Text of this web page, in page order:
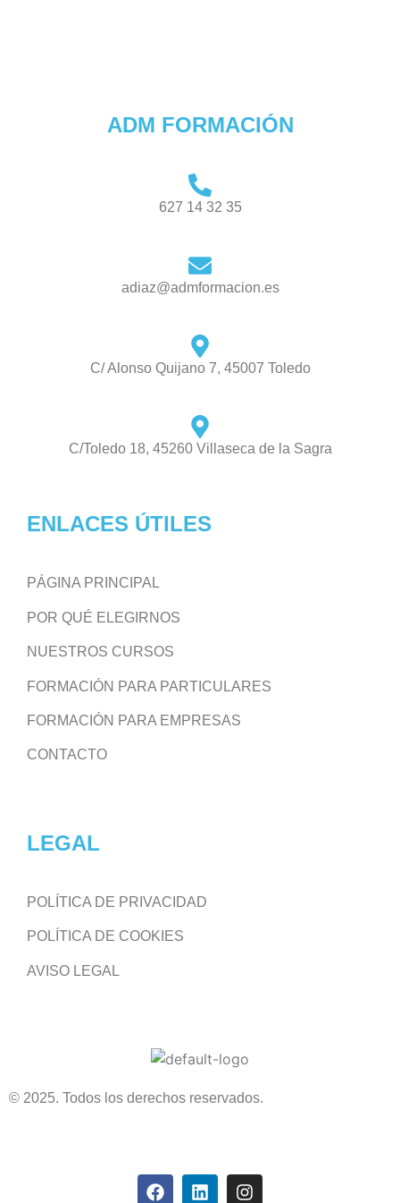
ADM FORMACIÓN
627 14 32 35
adiaz@admformacion.es
C/ Alonso Quijano 7, 45007 Toledo
C/Toledo 18, 45260 Villaseca de la Sagra
ENLACES ÚTILES
PÁGINA PRINCIPAL
POR QUÉ ELEGIRNOS
NUESTROS CURSOS
FORMACIÓN PARA PARTICULARES
FORMACIÓN PARA EMPRESAS
CONTACTO
LEGAL
POLÍTICA DE PRIVACIDAD
POLÍTICA DE COOKIES
AVISO LEGAL
© 2025. Todos los derechos reservados.